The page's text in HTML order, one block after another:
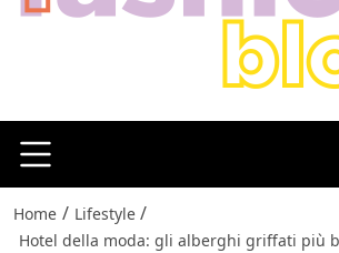
Home / Lifestyle /
Hotel della moda: gli alberghi griffati più